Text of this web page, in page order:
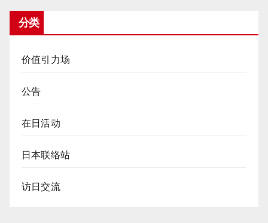
分类
价值引力场
公告
在日活动
日本联络站
访日交流